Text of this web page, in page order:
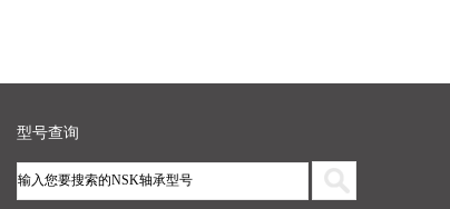
型号查询